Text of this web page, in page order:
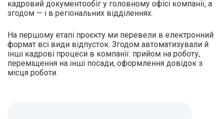
кадровий документообіг у головному офісі компанії, а
згодом — і в регіональних відділеннях.
На першому етапі проєкту ми перевели в електронний
формат всі види відпусток. Згодом автоматизували й
інші кадрові процеси в компанії: прийом на роботу,
переміщення на інші посади, оформлення довідок з
місця роботи.